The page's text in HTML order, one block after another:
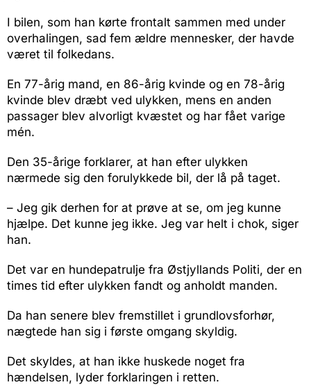
I bilen, som han kørte frontalt sammen med under
overhalingen, sad fem ældre mennesker, der havde
været til folkedans.
En 77-årig mand, en 86-årig kvinde og en 78-årig
kvinde blev dræbt ved ulykken, mens en anden
passager blev alvorligt kvæstet og har fået varige
mén.
Den 35-årige forklarer, at han efter ulykken
nærmede sig den forulykkede bil, der lå på taget.
– Jeg gik derhen for at prøve at se, om jeg kunne
hjælpe. Det kunne jeg ikke. Jeg var helt i chok, siger
han.
Det var en hundepatrulje fra Østjyllands Politi, der en
times tid efter ulykken fandt og anholdt manden.
Da han senere blev fremstillet i grundlovsforhør,
nægtede han sig i første omgang skyldig.
Det skyldes, at han ikke huskede noget fra
hændelsen, lyder forklaringen i retten.